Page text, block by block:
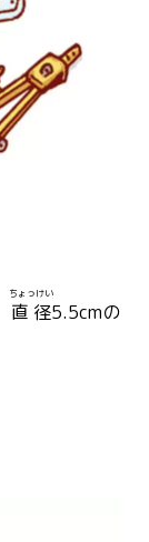
直径
ちょっけい
5.5cmの